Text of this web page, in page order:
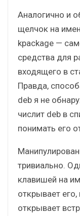
Аналогично и
щелчок на
kpackage —
средства для
входящего в
Правда,
deb я не
числит deb в
понимать его
тривиально.
клавишей на
открывает
открывает